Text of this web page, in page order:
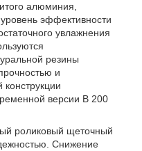
алюминия,
эффективности
увлажнения
резины
и
конструкции
версии B 200
роликовый щеточный
Снижение